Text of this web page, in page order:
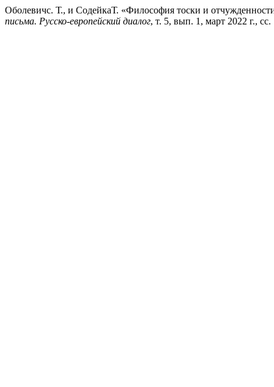
Оболевичс. Т., и СодейкаТ. «Философия тоски и
письма. Русско-европейский диалог, т. 5, вып. 1, март 2022 г.,